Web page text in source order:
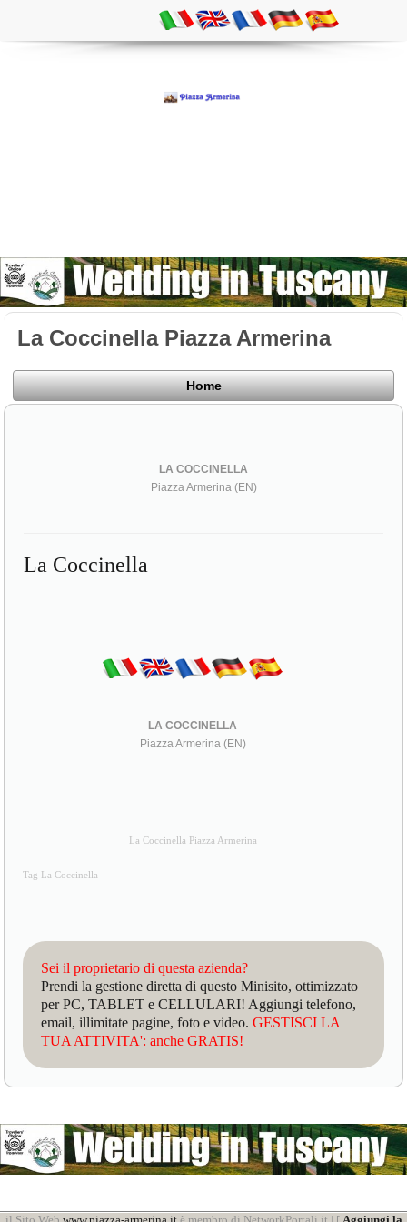
La Coccinella Piazza Armerina
Home
LA COCCINELLA
Piazza Armerina (EN)
La Coccinella
LA COCCINELLA
Piazza Armerina (EN)
La Coccinella Piazza Armerina
Tag La Coccinella
Sei il proprietario di questa azienda?
Prendi la gestione diretta di questo Minisito, ottimizzato
per PC, TABLET e CELLULARI! Aggiungi telefono,
email, illimitate pagine, foto e video.GESTISCI LA
TUA ATTIVITA': anche GRATIS!